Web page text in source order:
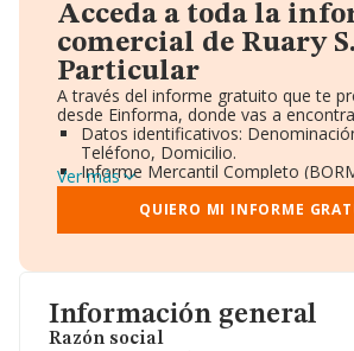
Información general
Razón social
Acceda a toda la
comercial de Ruary
Particular
A través del informe gratuito que te
desde Einforma, donde vas a
Datos identificativos:
Teléfono, Domicilio.
Informe Mercantil Completo
Gráficos de Evolución Ventas y
Consejo de Administración y
Directivos y Ejecutivos.
Información oficial y registral
Ver más
QUIERO MI INFORME